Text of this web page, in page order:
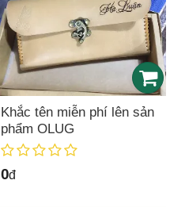
Khắc tên miễn phí lên sản
phẩm OLUG
0đ